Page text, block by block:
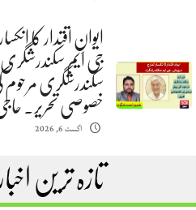
ایوانِ اقتدار کا
جی ایم
سکندرشگری مرحوم
خصوصی تحریر.
اگست 6, 2026
تازہ ترین اخبار